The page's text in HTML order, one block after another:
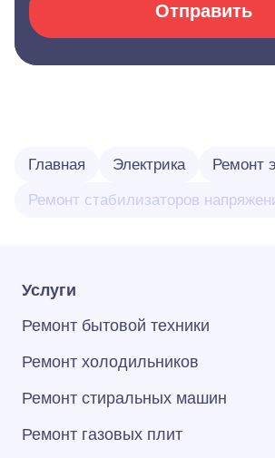
Отправить
Главная Электрика Ремонт
Ремонт стабилизаторов
Услуги
Ремонт бытовой техники
Ремонт холодильников
Ремонт стиральных машин
Ремонт газовых плит